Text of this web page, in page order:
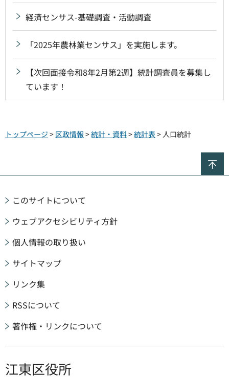
経済センサス-基礎調査・活動調査
「2025年農林業センサス」を実施します。
【次回面接令和8年2月第2週】統計調査員を募集し
ています！
トップページ > 区政情報 >統計・資料>統計表 > 人口統計
このサイトについて
ウェブアクセシビリティ方針
個人情報の取り扱い
サイトマップ
リンク集
RSSについて
著作権・リンクについて
江東区役所